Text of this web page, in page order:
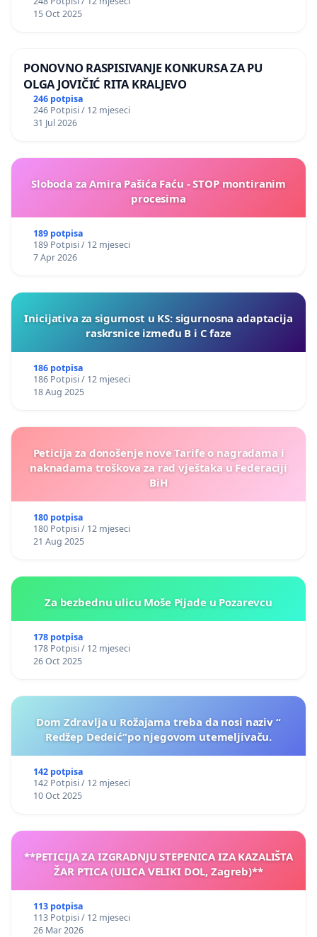
15 Oct 2025
PONOVNO RASPISIVANJE KONKURSA ZA PU
OLGA JOVIČIĆ RITA KRALJEVO
246 potpisa
246 Potpisi / 12 mjeseci
31 Jul 2026
Sloboda za Amira Pašića Faću - STOP montiranim
procesima
189 potpisa
189 Potpisi / 12 mjeseci
7 Apr 2026
Inicijativa za sigurnost u KS: sigurnosna adaptacija
raskrsnice između B i C faze
186 potpisa
186 Potpisi / 12 mjeseci
18 Aug 2025
Peticija za donošenje nove Tarife o nagradama i
naknadama troškova za rad vještaka u Federaciji
BiH
180 potpisa
180 Potpisi / 12 mjeseci
21 Aug 2025
Za bezbednu ulicu Moše Pijade u Pozarevcu
178 potpisa
178 Potpisi / 12 mjeseci
26 Oct 2025
Dom Zdravlja u Rožajama treba da nosi naziv “
Redžep Dedeić”po njegovom utemeljivaču.
142 potpisa
142 Potpisi / 12 mjeseci
10 Oct 2025
**PETICIJA ZA IZGRADNJU STEPENICA IZA KAZALIŠTA
ŽAR PTICA (ULICA VELIKI DOL, Zagreb)**
113 potpisa
113 Potpisi / 12 mjeseci
26 Mar 2026